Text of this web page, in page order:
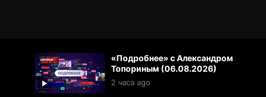
«Подробнее» с Александром
Топориным (06.08.2026)
2 часа ago